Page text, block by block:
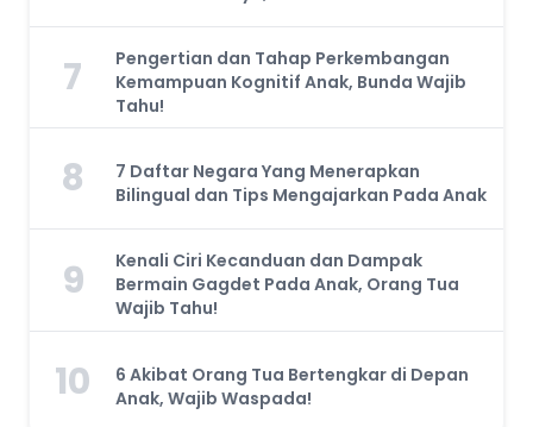
7
Pengertian dan Tahap Perkembangan
Kemampuan Kognitif Anak, Bunda Wajib
Tahu!
8
7 Daftar Negara Yang Menerapkan
Bilingual dan Tips Mengajarkan Pada Anak
9
Kenali Ciri Kecanduan dan Dampak
Bermain Gagdet Pada Anak, Orang Tua
Wajib Tahu!
10
6 Akibat Orang Tua Bertengkar di Depan
Anak, Wajib Waspada!